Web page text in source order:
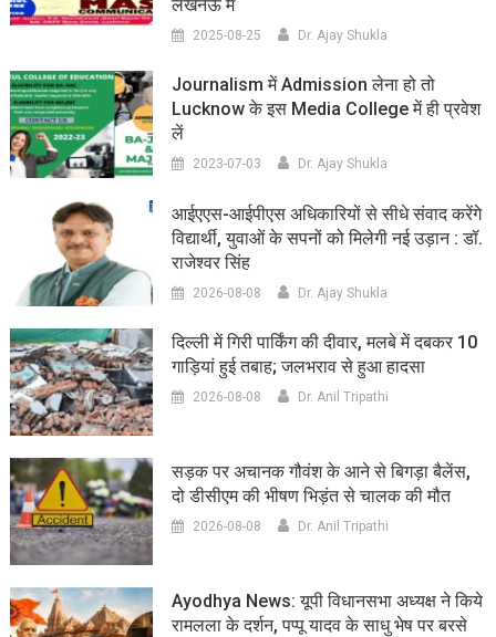
लखनऊ में
2025-08-25 Dr. Ajay Shukla
Journalism में Admission लेना हो तो
Lucknow के इस Media College में ही प्रवेश
लें
2023-07-03 Dr. Ajay Shukla
आईएएस-आईपीएस अधिकारियों से सीधे संवाद करेंगे
विद्यार्थी, युवाओं के सपनों को मिलेगी नई उड़ान : डॉ.
राजेश्वर सिंह
2026-08-08 Dr. Ajay Shukla
दिल्ली में गिरी पार्किंग की दीवार, मलबे में दबकर 10
गाड़ियां हुई तबाह; जलभराव से हुआ हादसा
2026-08-08 Dr. Anil Tripathi
सड़क पर अचानक गौवंश के आने से बिगड़ा बैलेंस,
दो डीसीएम की भीषण भिड़ंत से चालक की मौत
2026-08-08 Dr. Anil Tripathi
Ayodhya News: यूपी विधानसभा अध्यक्ष ने किये
रामलला के दर्शन, पप्पू यादव के साधु भेष पर बरसे